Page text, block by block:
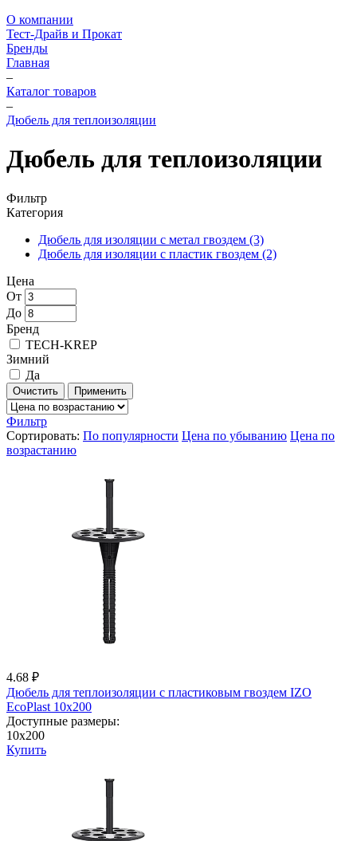
О компании
Тест-Драйв и Прокат
Бренды
Главная
–
Каталог товаров
–
Дюбель для теплоизоляции
Дюбель для теплоизоляции
Фильтр
Категория
Дюбель для изоляции с метал гвоздем (3)
Дюбель для изоляции с пластик гвоздем (2)
Цена
От
До
Бренд
TECH-KREP
Зимний
Да
Очистить Применить
Фильтр
Сортировать: По популярности Цена по убыванию Цена по
возрастанию
4.68 ₽
Дюбель для теплоизоляции с пластиковым гвоздем IZО
EcoPlast 10x200
Доступные размеры:
10x200
Купить